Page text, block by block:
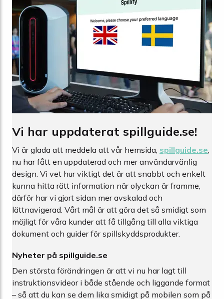
Vi har uppdaterat spillguide.se!
Vi är glada att meddela att vår hemsida, spillguide.se
nu har fått en uppdaterad och mer användarvänlig
design. Vi vet hur viktigt det är att snabbt och enkelt
kunna hitta rätt information när olyckan är framme,
därför har vi gjort sidan mer avskalad och
lättnavigerad. Vårt mål är att göra det så smidigt som
möjligt för våra kunder att få tillgång till alla viktiga
dokument och guider för spillskyddsprodukter.
Nyheter på spillguide.se
Den största förändringen är att vi nu har lagt till
instruktionsvideor i både stående och liggande format
– så att du kan se dem lika smidigt på mobilen som på